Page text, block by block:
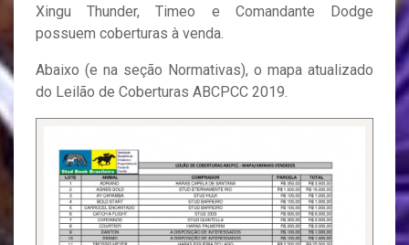
Xingu Thunder, Timeo e Comandante Dodge
possuem coberturas à venda.
Abaixo (e na seção Normativas), o mapa atualizado
do Leilão de Coberturas ABCPCC 2019.